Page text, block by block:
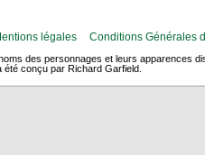
légales Conditions Générales
des personnages et leurs apparences
conçu par Richard Garfield.